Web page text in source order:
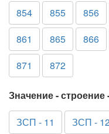
854
855 856
861
865 866
871
872
Значение -
ЗСП - 11
ЗСП -